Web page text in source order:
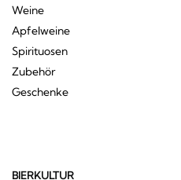
Weine
Apfelweine
Spirituosen
Zubehör
Geschenke
BIERKULTUR